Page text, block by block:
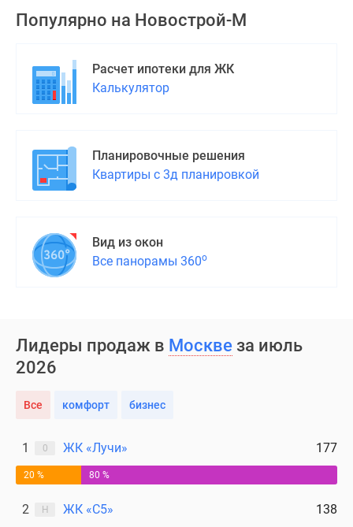
Популярно на Новострой-М
Расчет ипотеки для ЖК
Калькулятор
Планировочные решения
Квартиры с 3д планировкой
Вид из окон
Все панорамы 360о
Лидеры продаж в Москве за июль
2026
Все комфорт бизнес
1 0 ЖК «Лучи» 177
20 % 80 %
2 Н ЖК «С5» 138